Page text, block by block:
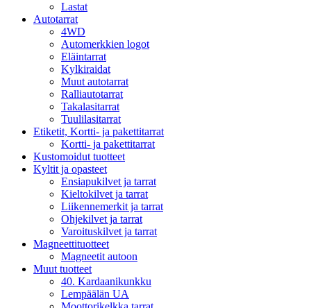
Lastat
Autotarrat
4WD
Automerkkien logot
Eläintarrat
Kylkiraidat
Muut autotarrat
Ralliautotarrat
Takalasitarrat
Tuulilasitarrat
Etiketit, Kortti- ja pakettitarrat
Kortti- ja pakettitarrat
Kustomoidut tuotteet
Kyltit ja opasteet
Ensiapukilvet ja tarrat
Kieltokilvet ja tarrat
Liikennemerkit ja tarrat
Ohjekilvet ja tarrat
Varoituskilvet ja tarrat
Magneettituotteet
Magneetit autoon
Muut tuotteet
40. Kardaanikunkku
Lempäälän UA